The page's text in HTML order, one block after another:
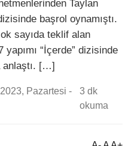
Taylan
başrol oynamıştı.
sayıda teklif alan
“İçerde” dizisinde
anlaştı. […]
Pazartesi -
3 dk
okuma